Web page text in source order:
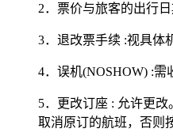
2．票价与旅客的出行
3．退改票手续 :视具体
4．误机(NOSHOW) :需
5．更改订座 : 允许更
取消原订的航班，否则